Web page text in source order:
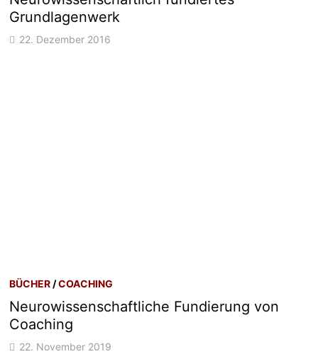
Grundlagenwerk
22. Dezember 2016
BÜCHER /COACHING
Neurowissenschaftliche Fundierung von
Coaching
22. November 2019